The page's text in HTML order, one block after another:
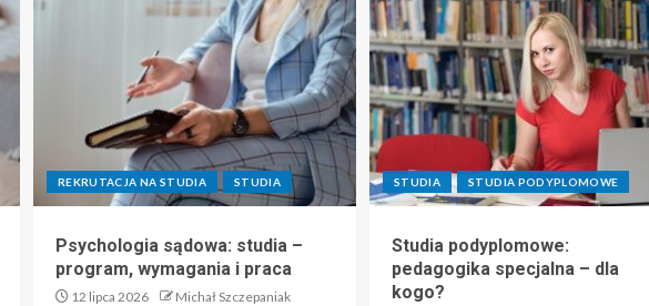
REKRUTACJA NA STUDIA STUDIA
Psychologia sądowa: studia –
program, wymagania i praca
12 lipca 2026 Michał Szczepaniak
STUDIA STUDIA PODYPLOMOWE
Studia podyplomowe:
pedagogika specjalna – dla
kogo?